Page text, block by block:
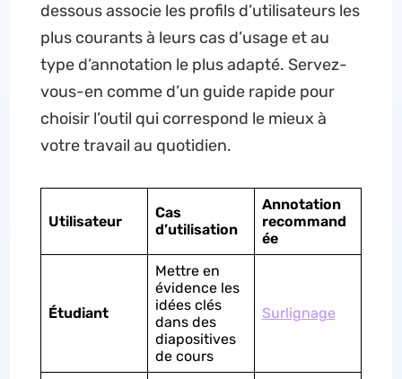
dessous associe les profils d’utilisateurs les
plus courants à leurs cas d’usage et au
type d’annotation le plus adapté. Servez-
vous-en comme d’un guide rapide pour
choisir l’outil qui correspond le mieux à
votre travail au quotidien.
Utilisateur
Cas
d’utilisation
Annotation
recommand
ée
Étudiant
Mettre en
évidence les
idées clés
dans des
diapositives
de cours
Surlignage